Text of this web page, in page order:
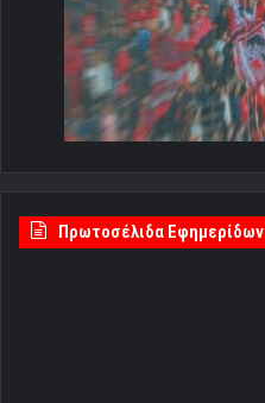
Πρωτοσέλιδα Εφημερίδων